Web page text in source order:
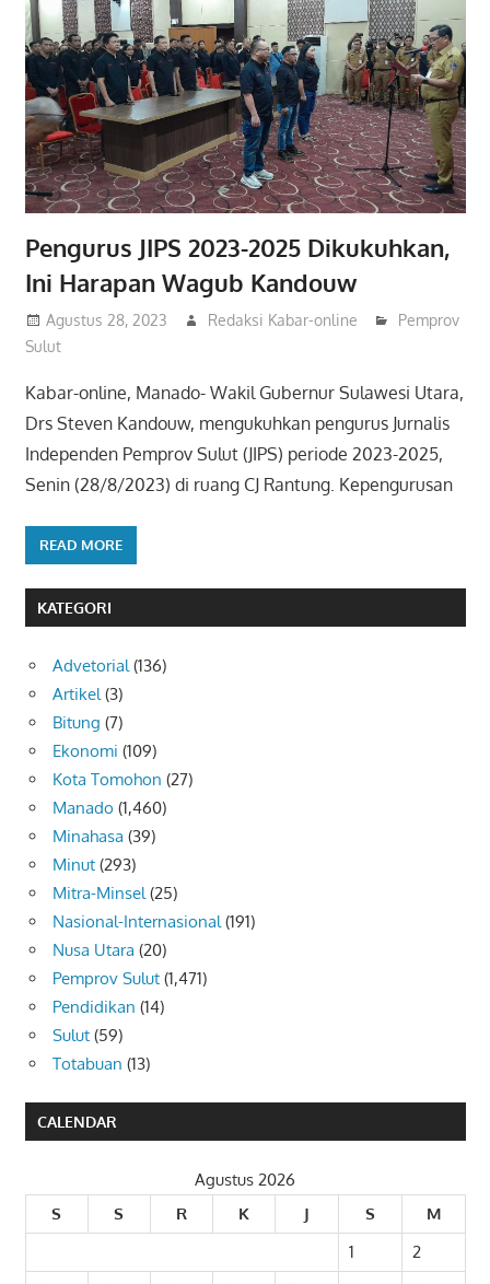
Pengurus JIPS 2023-2025 Dikukuhkan,
Ini Harapan Wagub Kandouw
Agustus 28, 2023 Redaksi Kabar-online
Pemprov
Sulut
Kabar-online, Manado- Wakil Gubernur Sulawesi Utara,
Drs Steven Kandouw, mengukuhkan pengurus Jurnalis
Independen Pemprov Sulut (JIPS) periode 2023-2025,
Senin (28/8/2023) di ruang CJ Rantung. Kepengurusan
READ MORE
KATEGORI
Advetorial (136)
Artikel (3)
Bitung (7)
Ekonomi (109)
Kota Tomohon (27)
Manado (1,460)
Minahasa (39)
Minut (293)
Mitra-Minsel (25)
Nasional-Internasional (191)
Nusa Utara (20)
Pemprov Sulut (1,471)
Pendidikan (14)
Sulut (59)
Totabuan (13)
CALENDAR
Agustus 2026
S
S R K J S
M
1
2